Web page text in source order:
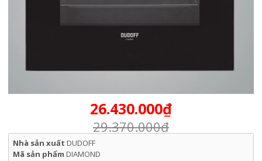
26.430.000₫
29.370.000₫
Nhà sản xuất DUDOFF
Mã sản phẩm DIAMOND